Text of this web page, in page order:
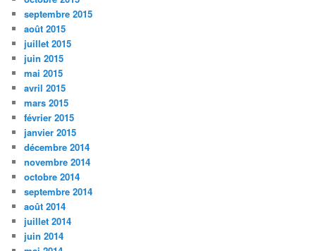
septembre 2015
août 2015
juillet 2015
juin 2015
mai 2015
avril 2015
mars 2015
février 2015
janvier 2015
décembre 2014
novembre 2014
octobre 2014
septembre 2014
août 2014
juillet 2014
juin 2014